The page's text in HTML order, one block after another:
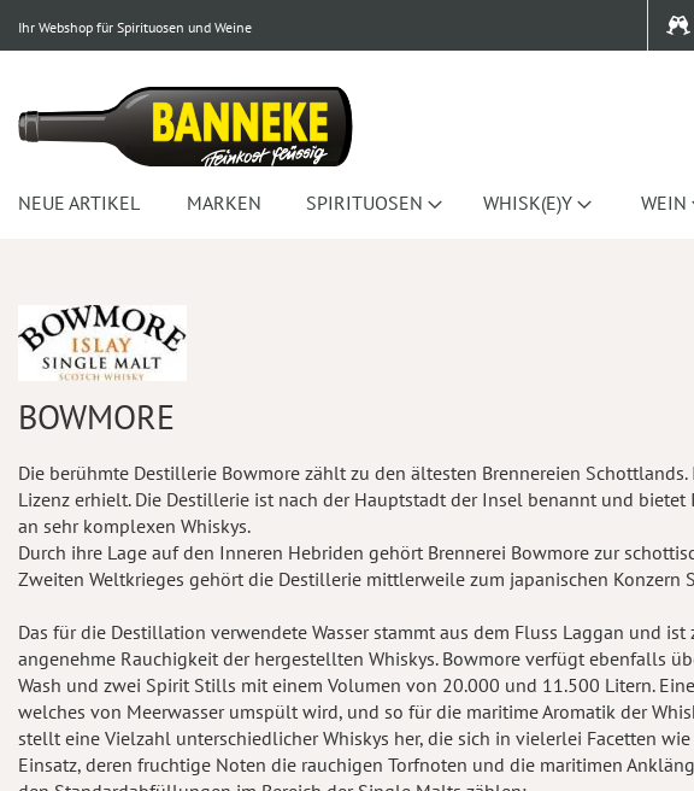
Ihr Webshop für Spirituosen und Weine
NEUE ARTIKEL MARKEN SPIRITUOSEN WHISK(E)Y WEIN
BOWMORE
Die berühmte Destillerie Bowmore zählt zu den ältesten Brennereien
Lizenz erhielt. Die Destillerie ist nach der Hauptstadt der Insel benannt und
an sehr komplexen Whiskys.
Durch ihre Lage auf den Inneren Hebriden gehört Brennerei Bowmore zur
Zweiten Weltkrieges gehört die Destillerie mittlerweile zum japanischen Konzern
Das für die Destillation verwendete Wasser stammt aus dem Fluss Laggan und
angenehme Rauchigkeit der hergestellten Whiskys. Bowmore verfügt ebenfalls
Wash und zwei Spirit Stills mit einem Volumen von 20.000 und 11.500 Litern.
welches von Meerwasser umspült wird, und so für die maritime Aromatik der
stellt eine Vielzahl unterschiedlicher Whiskys her, die sich in vielerlei Facetten
Einsatz, deren fruchtige Noten die rauchigen Torfnoten und die maritimen